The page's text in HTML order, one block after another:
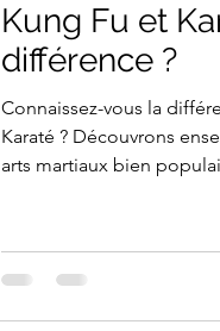
Kung Fu et
différence ?
Connaissez-vous la
Karaté ? Découvrons
arts martiaux bien